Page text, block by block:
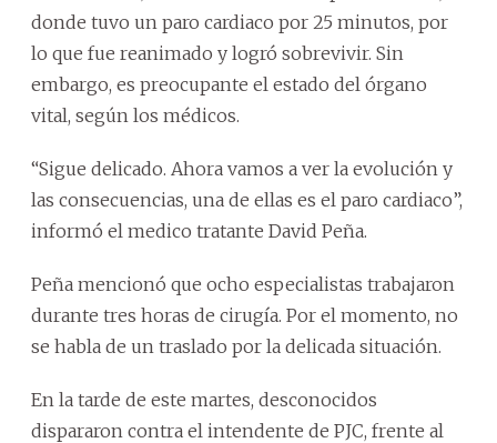
donde tuvo un paro cardiaco por 25 minutos, por
lo que fue reanimado y logró sobrevivir. Sin
embargo, es preocupante el estado del órgano
vital, según los médicos.
“Sigue delicado. Ahora vamos a ver la evolución y
las consecuencias, una de ellas es el paro cardiaco”,
informó el medico tratante David Peña.
Peña mencionó que ocho especialistas trabajaron
durante tres horas de cirugía. Por el momento, no
se habla de un traslado por la delicada situación.
En la tarde de este martes, desconocidos
dispararon contra el intendente de PJC, frente al